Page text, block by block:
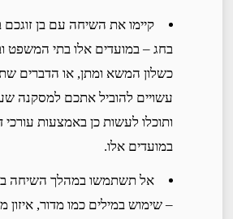
קיימו את השיחה עם בן זוגכם
בחג – במועדים אלו בתי המשפט
כשלון המשא ומתן, או הדברים
עשויים להוביל אתכם למסקנה
ותוכלו לעשות כן באמצעות עורכי
במועדים אלו.
אל תשתמשו במהלך השיחה
– שימוש במילים כמו מדור, איזון